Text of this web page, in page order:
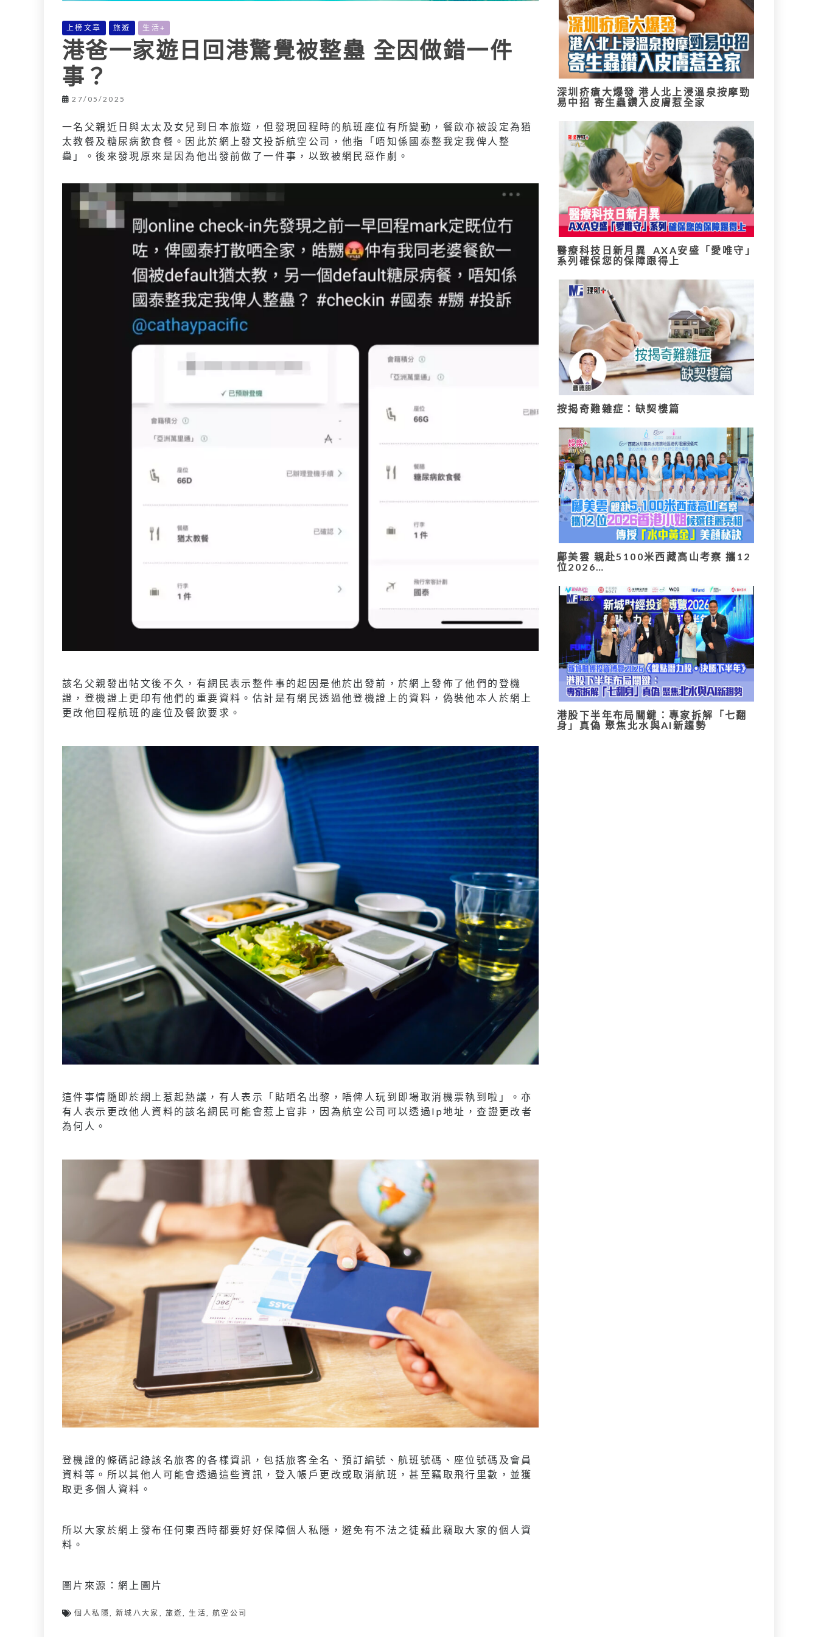
上榜文章 旅遊 生活+
港爸一家遊日回港驚覺被整蠱 全因做錯一件
事？
27/05/2025
一名父親近日與太太及女兒到日本旅遊，但發現回程時的航班座位有所變動，餐飲亦被設定為猶
太教餐及糖尿病飲食餐。因此於網上發文投訴航空公司，他指「唔知係國泰整我定我俾人整
蠱」。後來發現原來是因為他出發前做了一件事，以致被網民惡作劇。
該名父親發出帖文後不久，有網民表示整件事的起因是他於出發前，於網上發佈了他們的登機
證，登機證上更印有他們的重要資料。估計是有網民透過他登機證上的資料，偽裝他本人於網上
更改他回程航班的座位及餐飲要求。
這件事情隨即於網上惹起熱議，有人表示「貼哂名出黎，唔俾人玩到即場取消機票執到啦」。亦
有人表示更改他人資料的該名網民可能會惹上官非，因為航空公司可以透過Ip地址，查證更改者
為何人。
登機證的條碼記錄該名旅客的各樣資訊，包括旅客全名、預訂編號、航班號碼、座位號碼及會員
資料等。所以其他人可能會透過這些資訊，登入帳戶更改或取消航班，甚至竊取飛行里數，並獲
取更多個人資料。
所以大家於網上發布任何東西時都要好好保障個人私隱，避免有不法之徒藉此竊取大家的個人資
料。
圖片來源：網上圖片
個人私隱, 新城八大家 , 旅遊, 生活, 航空公司
深圳疥瘡大爆發 港人北上浸溫泉按摩勁
易中招 寄生蟲鑽入皮膚惹全家
醫療科技日新月異 AXA安盛「愛唯守」
系列確保您的保障跟得上
按揭奇難雜症：缺契樓篇
鄺美雲 親赴5100米西藏高山考察 攜12
位2026…
港股下半年布局關鍵：專家拆解「七翻
身」真偽 聚焦北水與AI新趨勢